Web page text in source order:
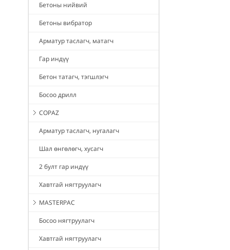
Бетоны нийвий
Бетоны вибратор
Арматур таслагч, матагч
Гар индүү
Бетон татагч, тэгшлэгч
Босоо дрилл
COPAZ
Арматур таслагч, нугалагч
Шал өнгөлөгч, хусагч
2 булт гар индүү
Хавтгай нягтруулагч
MASTERPAC
Босоо нягтруулагч
Хавтгай нягтруулагч